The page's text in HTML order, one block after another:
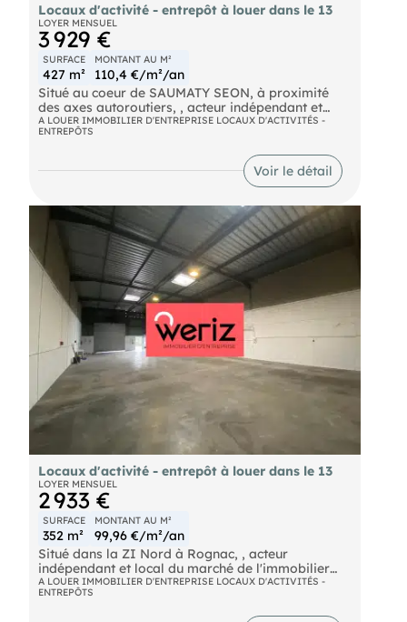
Locaux d'activité - entrepôt à louer dans le 13
LOYER MENSUEL
3 929 €
SURFACE
427 m²
MONTANT AU M²
110,4 €/m²/an
Situé au coeur de SAUMATY SEON, à proximité
des axes autoroutiers, , acteur indépendant et
local du marché de l'immobilier d'entreprise en
Métropole Aix Marseille Provence vous propose à
la location des locaux climatisés d'environ 427 m²
bénéficiant d'un accès plain-pied, de bureaux
d'accompagnement, d'une mezzanine et d'une
A LOUER IMMOBILIER D'ENTREPRISE LOCAUX D'ACTIVITÉS -
ENTREPÔTS
Voir le détail
Locaux d'activité - entrepôt à louer dans le 13
LOYER MENSUEL
2 933 €
SURFACE
352 m²
MONTANT AU M²
99,96 €/m²/an
Situé dans la ZI Nord à Rognac, , acteur
indépendant et local du marché de l'immobilier
d'entreprise en Métropole Aix Marseille Provence
vous propose à la location, dans un ensemble
A LOUER IMMOBILIER D'ENTREPRISE LOCAUX D'ACTIVITÉS -
ENTREPÔTS